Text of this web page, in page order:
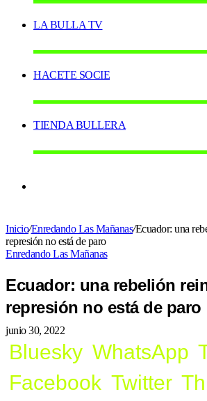
LA BULLA TV
HACETE SOCIE
TIENDA BULLERA
skin
Inicio/Enredando Las Mañanas/Ecuador: una
represión no está de paro
Enredando Las Mañanas
Ecuador: una rebelión
represión no está de paro
junio 30, 2022
Bluesky WhatsApp
Facebook Twitter